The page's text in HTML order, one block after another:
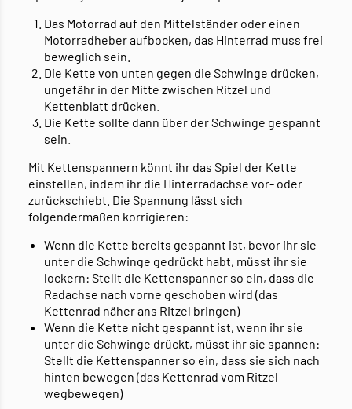
Das Motorrad auf den Mittelständer oder einen
Motorradheber aufbocken, das Hinterrad muss frei
beweglich sein.
Die Kette von unten gegen die Schwinge drücken,
ungefähr in der Mitte zwischen Ritzel und
Kettenblatt drücken.
Die Kette sollte dann über der Schwinge gespannt
sein.
Mit Kettenspannern könnt ihr das Spiel der Kette
einstellen, indem ihr die Hinterradachse vor- oder
zurückschiebt. Die Spannung lässt sich
folgendermaßen korrigieren:
Wenn die Kette bereits gespannt ist, bevor ihr sie
unter die Schwinge gedrückt habt, müsst ihr sie
lockern: Stellt die Kettenspanner so ein, dass die
Radachse nach vorne geschoben wird (das
Kettenrad näher ans Ritzel bringen)
Wenn die Kette nicht gespannt ist, wenn ihr sie
unter die Schwinge drückt, müsst ihr sie spannen:
Stellt die Kettenspanner so ein, dass sie sich nach
hinten bewegen (das Kettenrad vom Ritzel
wegbewegen)